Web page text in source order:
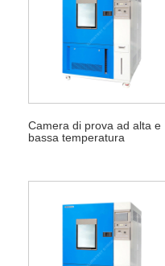
Camera di prova ad alta e
bassa temperatura